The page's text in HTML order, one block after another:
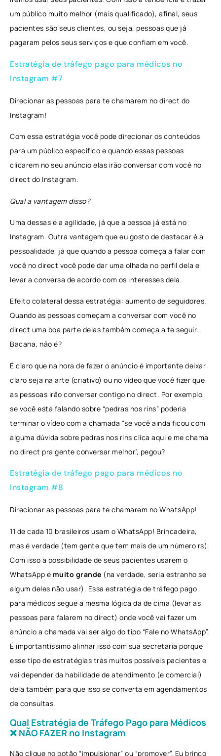
um público muito melhor (mais qualificado), afinal, seus
pacientes são seus clientes, ou seja, pessoas que já
pagaram pelos seus serviços e que confiam em você.
Estratégia de tráfego pago para médicos no
Instagram #7
Direcionar as pessoas para te chamarem no direct do
Instagram!
Com essa estratégia você pode direcionar os conteúdos
para um público especifico e quando essas pessoas
clicarem no seu anúncio elas irão conversar com você no
direct do Instagram.
Qual a vantagem disso?
Uma dessas é a agilidade, já que a pessoa já está no
Instagram. Outra vantagem que eu gosto de destacar é a
pessoalidade, já que quando a pessoa começa a falar com
você no direct você pode dar uma olhada no perfil dela e
levar a conversa de acordo com os interesses dela.
Efeito colateral dessa estratégia: aumento de seguidores.
Quando as pessoas começam a conversar com você no
direct uma boa parte delas também começa a te seguir.
Bacana, não é?
É claro que na hora de fazer o anúncio é importante deixar
claro seja na arte (criativo) ou no vídeo que você fizer que
as pessoas irão conversar contigo no direct. Por exemplo,
se você está falando sobre “pedras nos rins” poderia
terminar o vídeo com a chamada “se você ainda ficou com
alguma dúvida sobre pedras nos rins clica aqui e me chama
no direct pra gente conversar melhor”, pegou?
Estratégia de tráfego pago para médicos no
Instagram #8
Direcionar as pessoas para te chamarem no WhatsApp!
11 de cada 10 brasileiros usam o WhatsApp! Brincadeira,
mas é verdade (tem gente que tem mais de um número rs).
Com isso a possibilidade de seus pacientes usarem o
WhatsApp é muito grande (na verdade, seria estranho se
algum deles não usar). Essa estratégia de tráfego pago
para médicos segue a mesma lógica da de cima (levar as
pessoas para falarem no direct) onde você vai fazer um
anúncio a chamada vai ser algo do tipo “Fale no WhatsApp”.
É importantíssimo alinhar isso com sua secretária porque
esse tipo de estratégias trás muitos possíveis pacientes e
vai depender da habilidade de atendimento (e comercial)
dela também para que isso se converta em agendamentos
de consultas.
Qual Estratégia de Tráfego Pago para Médicos
❌ NÃO FAZER no Instagram
Não clique no botão “impulsionar” ou “promover”. Eu brinco